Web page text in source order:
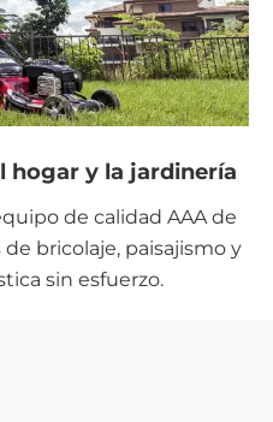
hogar y la jardinería
de calidad AAA de
de bricolaje, paisajismo y
sin esfuerzo.